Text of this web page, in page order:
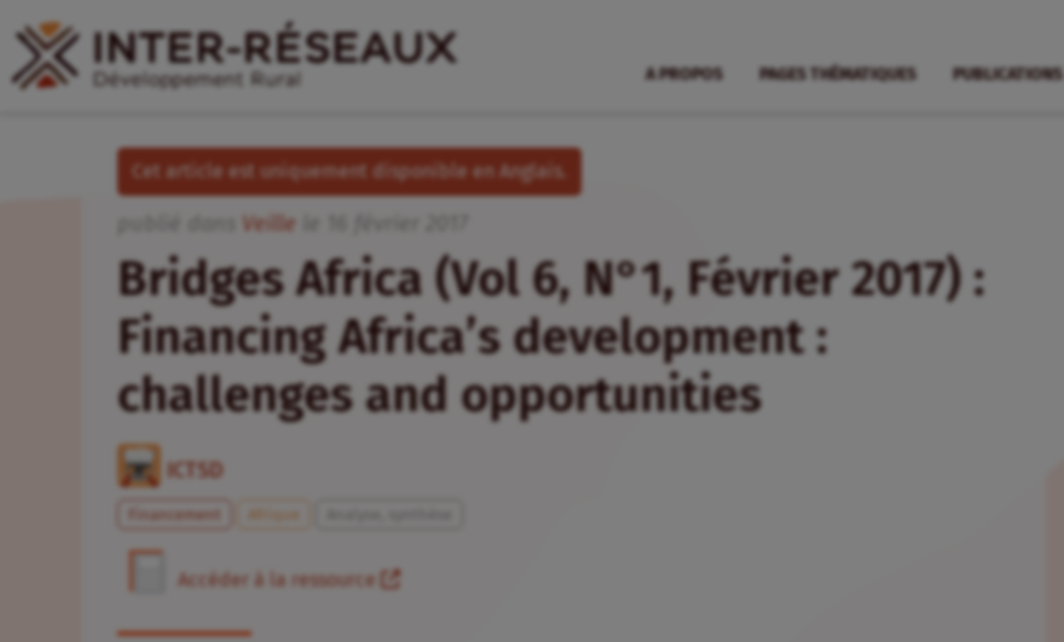
A PROPOS PAGES THÉMATIQUES PUBLICATIONS
Cet article est uniquement disponible en Anglais.
Veille
Bridges Africa (Vol 6, N°1, Février 2017) :
Financing Africa’s development :
challenges and opportunities
ICTSD
Financement Afrique
Accéder à la ressource